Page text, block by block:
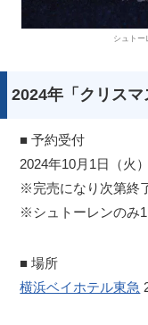
シュトー
2024年「クリス
■ 予約受付
2024年10月1日（火
※完売になり次第終
※シュトーレンのみ
■ 場所
横浜ベイホテル東急